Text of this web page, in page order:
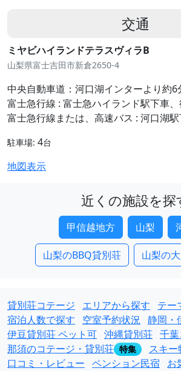
交通
ミヤビハイランドテラスヴィラB
山梨県富士吉田市新倉2650-4
中央自動車道：河口湖インターより約6
富士急行線 : 富士急ハイランド駅下車
富士急行線または、高速バス : 河口湖
駐車場: 4台
地図表示
近くの施設を探
甲信越地方 山梨
山梨のBBQ貸別荘 山梨の
貸別荘コテージ エリアから探す
テー
宿泊人数で探す
空室予約状況 静岡・
伊豆貸別荘 ペット可 沖縄貸別荘 千
那須のコテージ・貸別荘 特集
スキー
口コミ・レビュー ペンション民宿 お